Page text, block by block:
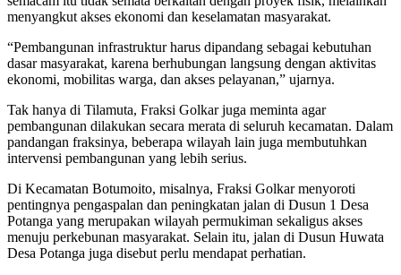
menyangkut akses ekonomi dan keselamatan masyarakat.
“Pembangunan infrastruktur harus dipandang sebagai kebutuhan
dasar masyarakat, karena berhubungan langsung dengan aktivitas
ekonomi, mobilitas warga, dan akses pelayanan,” ujarnya.
Tak hanya di Tilamuta, Fraksi Golkar juga meminta agar
pembangunan dilakukan secara merata di seluruh kecamatan. Dalam
pandangan fraksinya, beberapa wilayah lain juga membutuhkan
intervensi pembangunan yang lebih serius.
Di Kecamatan Botumoito, misalnya, Fraksi Golkar menyoroti
pentingnya pengaspalan dan peningkatan jalan di Dusun 1 Desa
Potanga yang merupakan wilayah permukiman sekaligus akses
menuju perkebunan masyarakat. Selain itu, jalan di Dusun Huwata
Desa Potanga juga disebut perlu mendapat perhatian.